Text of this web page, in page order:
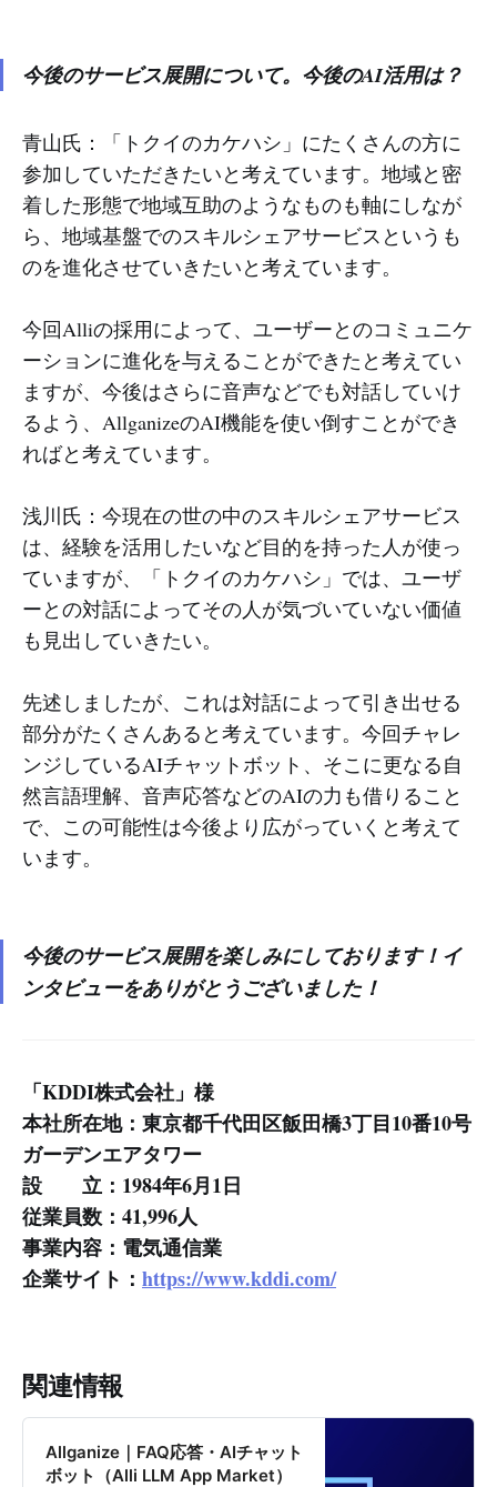
今後のサービス展開について。今後のAI活用は？
青山氏：「トクイのカケハシ」にたくさんの方に
参加していただきたいと考えています。地域と密
着した形態で地域互助のようなものも軸にしなが
ら、地域基盤でのスキルシェアサービスというも
のを進化させていきたいと考えています。
今回Alliの採用によって、ユーザーとのコミュニケ
ーションに進化を与えることができたと考えてい
ますが、今後はさらに音声などでも対話していけ
るよう、AllganizeのAI機能を使い倒すことができ
ればと考えています。
浅川氏：今現在の世の中のスキルシェアサービス
は、経験を活用したいなど目的を持った人が使っ
ていますが、「トクイのカケハシ」では、ユーザ
ーとの対話によってその人が気づいていない価値
も見出していきたい。
先述しましたが、これは対話によって引き出せる
部分がたくさんあると考えています。今回チャレ
ンジしているAIチャットボット、そこに更なる自
然言語理解、音声応答などのAIの力も借りること
で、この可能性は今後より広がっていくと考えて
います。
今後のサービス展開を楽しみにしております！イ
ンタビューをありがとうございました！
「KDDI株式会社」様
本社所在地：東京都千代田区飯田橋3丁目10番10号
ガーデンエアタワー
設 立：1984年6月1日
従業員数：41,996人
事業内容：電気通信業
企業サイト： https://www.kddi.com/
関連情報
Allganize｜FAQ応答・AIチャット
ボット（Alli LLM App Market）